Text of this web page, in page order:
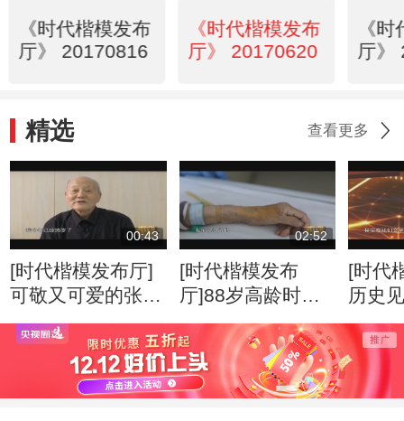
《时代楷模发布
厅》 20170816
《时代楷模发布
厅》 20170620
《
厅》
精选 查看更多
00:43
[时代楷模发布厅]
可敬又可爱的张富
清老人
02:52
[时代楷模发布
厅]88岁高龄时，
高位截肢，靠自己
的力量站起来
[时代
历史
子